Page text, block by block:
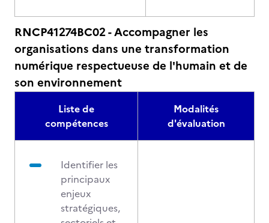
RNCP41274BC02 - Accompagner les
organisations dans une transformation
numérique respectueuse de l'humain et de
son environnement
Liste de
compétences
Modalités
d'évaluation
Identifier les
principaux
enjeux
stratégiques,